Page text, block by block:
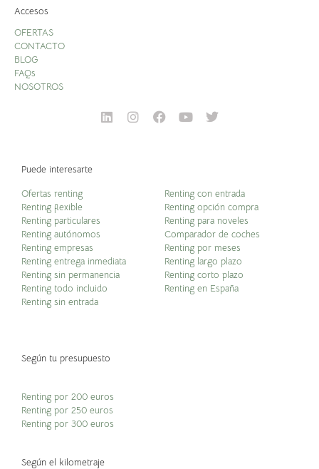
Accesos
OFERTAS
CONTACTO
BLOG
FAQs
NOSOTROS
Puede interesarte
Ofertas renting
Renting flexible
Renting particulares
Renting autónomos
Renting empresas
Renting entrega inmediata
Renting sin permanencia
Renting todo incluido
Renting sin entrada
Renting con entrada
Renting opción compra
Renting para noveles
Comparador de coches
Renting por meses
Renting largo plazo
Renting corto plazo
Renting en España
Según tu presupuesto
Renting por 200 euros
Renting por 250 euros
Renting por 300 euros
Según el kilometraje